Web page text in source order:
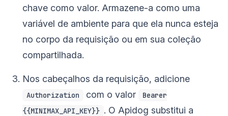
chave como valor. Armazene-a como uma
variável de ambiente para que ela nunca esteja
no corpo da requisição ou em sua coleção
compartilhada.
Nos cabeçalhos da requisição, adicione
Authorization com o valor
Bearer
{{MINIMAX_API_KEY}} . O Apidog substitui a